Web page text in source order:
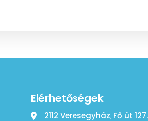
Elérhetőségek
2112 Veresegyház, Fő út 127.